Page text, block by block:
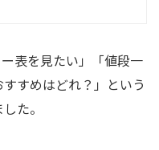
表を見たい」「値段一
すめはどれ？」という
た。